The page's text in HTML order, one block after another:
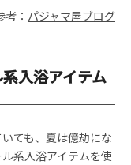
考： パジャマ屋ブログ
入浴アイテム
ても、夏は億劫にな
系入浴アイテムを使